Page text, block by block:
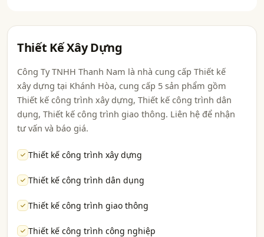
Thiết Kế Xây Dựng
Công Ty TNHH Thanh Nam là nhà cung cấp Thiết kế
xây dựng tại Khánh Hòa, cung cấp 5 sản phẩm gồm
Thiết kế công trình xây dựng, Thiết kế công trình dân
dụng, Thiết kế công trình giao thông. Liên hệ để nhận
tư vấn và báo giá.
Thiết kế công trình xây dựng
Thiết kế công trình dân dụng
Thiết kế công trình giao thông
Thiết kế công trình công nghiệp